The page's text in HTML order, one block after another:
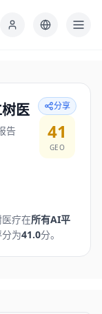
医
告
分享
41
GEO
疗在所有AI平
为41.0分。